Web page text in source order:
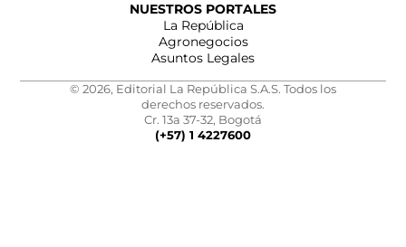
NUESTROS PORTALES
La República
Agronegocios
Asuntos Legales
© 2026, Editorial La República S.A.S. Todos los
derechos reservados.
Cr. 13a 37-32, Bogotá
(+57) 1 4227600